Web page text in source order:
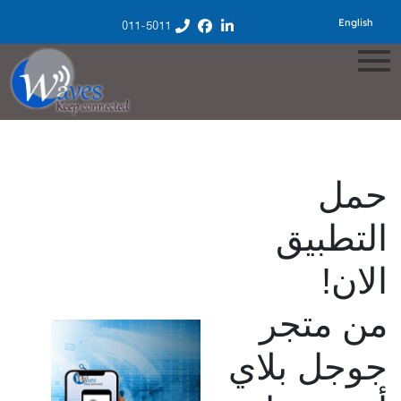
English
011-5011
حمل
التطبيق
الان!
من متجر
جوجل بلاي